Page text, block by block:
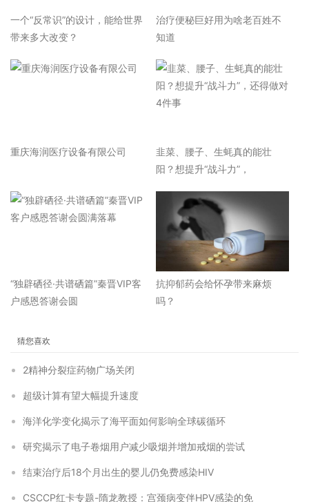
一个“反常识”的设计，能给世界
带来多大改变？
治疗便秘巨好用为啥老百姓不
知道
重庆海润医疗设备有限公司
韭菜、腰子、生蚝真的能壮
阳？想提升“战斗力”，
“独辟硒径·共谱硒篇”秦晋VIP客
户感恩答谢会圆
抗抑郁药会给怀孕带来麻烦
吗？
猜您喜欢
2精神分裂症药物广场关闭
超级计算有望大幅提升速度
海洋化学变化揭示了海平面如何影响全球碳循环
研究揭示了电子卷烟用户减少吸烟并增加戒烟的尝试
结束治疗后18个月出生的婴儿仍免费感染HIV
CSCCP红卡专题-隋龙教授：宫颈病变伴HPV感染的免